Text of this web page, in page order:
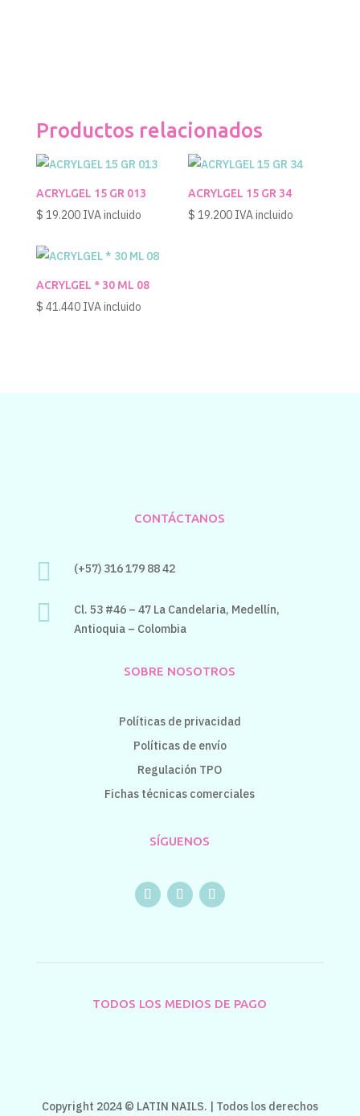
Productos relacionados
ACRYLGEL 15 GR 013
$ 19.200 IVA incluido
ACRYLGEL 15 GR 34
$ 19.200 IVA incluido
ACRYLGEL * 30 ML 08
$ 41.440 IVA incluido
CONTÁCTANOS
 (+57) 316 179 88 42
 Cl. 53 #46 – 47 La Candelaria, Medellín,
Antioquia – Colombia
SOBRE NOSOTROS
Políticas de privacidad
Políticas de envío
Regulación TPO
Fichas técnicas comerciales
SÍGUENOS
TODOS LOS MEDIOS DE PAGO
Copyright 2024 © LATIN NAILS. | Todos los derechos